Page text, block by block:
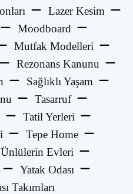
Lazer Kesim
Moodboard
Mutfak Modelleri
Rezonans Kanunu
Sağlıklı Yaşam
Tasarruf
Tatil Yerleri
Tepe Home
Ünlülerin Evleri
Yatak Odası
Takımları